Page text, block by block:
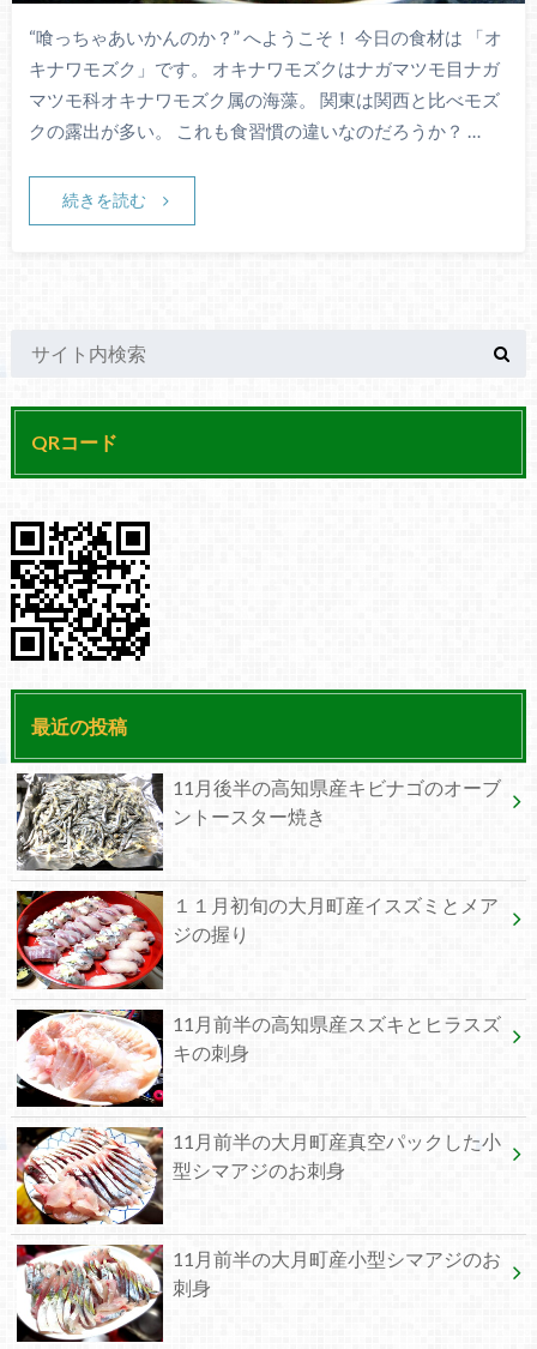
“喰っちゃあいかんのか？” へようこそ！ 今日の食材は 「オ
キナワモズク」です。 オキナワモズクはナガマツモ目ナガ
マツモ科オキナワモズク属の海藻。 関東は関西と比べモズ
クの露出が多い。 これも食習慣の違いなのだろうか？ …
続きを読む
QRコード
最近の投稿
11月後半の高知県産キビナゴのオーブ
ントースター焼き
１１月初旬の大月町産イスズミとメア
ジの握り
11月前半の高知県産スズキとヒラスズ
キの刺身
11月前半の大月町産真空パックした小
型シマアジのお刺身
11月前半の大月町産小型シマアジのお
刺身